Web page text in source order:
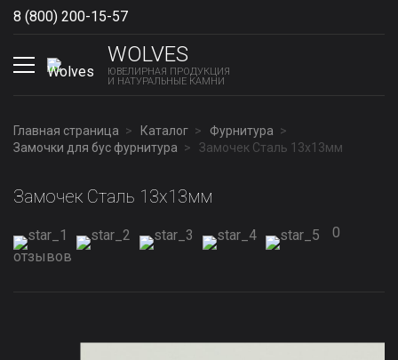
8 (800) 200-15-57
WOLVES
ЮВЕЛИРНАЯ ПРОДУКЦИЯ
И НАТУРАЛЬНЫЕ КАМНИ
Главная страница Каталог
Фурнитура
Замочки для бус фурнитура
Замочек Сталь 13x13мм
Замочек Сталь 13x13мм
0
отзывов